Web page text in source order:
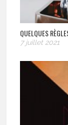
QUELQUES
7 juillet 2021